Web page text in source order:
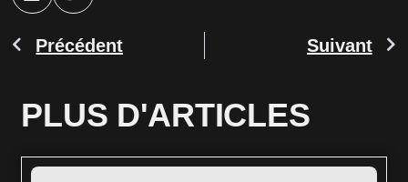
Précédent Suivant
PLUS D'ARTICLES